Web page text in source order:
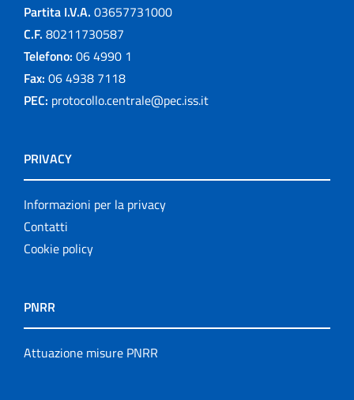
Partita I.V.A. 03657731000
C.F. 80211730587
Telefono: 06 4990 1
Fax: 06 4938 7118
PEC: protocollo.centrale@pec.iss.it
PRIVACY
Informazioni per la privacy
Contatti
Cookie policy
PNRR
Attuazione misure PNRR